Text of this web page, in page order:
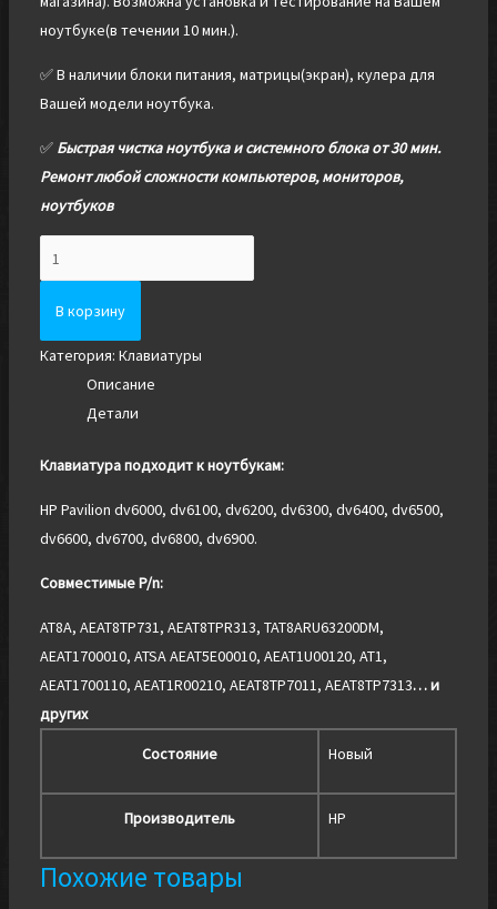
ноутбуке(в течении 10 мин.).
✅ В наличии блоки питания, матрицы(экран), кулера для
Вашей модели ноутбука.
✅ Быстрая чистка ноутбука и системного блока от 30 мин.
Ремонт любой сложности компьютеров, мониторов,
ноутбуков
Клавиатура
для
HP
Pavilion
DV6000,
В корзину
Категория: Клавиатуры
Описание
Детали
Клавиатура подходит к ноутбукам:
HP Pavilion dv6000, dv6100, dv6200, dv6300, dv6400, dv6500,
dv6600, dv6700, dv6800, dv6900.
Совместимые P/n:
AT8A, AEAT8TP731, AEAT8TPR313, TAT8ARU63200DM,
AEAT1700010, ATSA AEAT5E00010, AEAT1U00120, AT1,
AEAT1700110, AEAT1R00210, AEAT8TP7011, AEAT8TP7313… и
других
Состояние
Новый
Производитель HP
Похожие товары